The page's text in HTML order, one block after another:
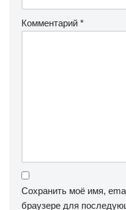
Комментарий *
Сохранить моё имя,
браузере для